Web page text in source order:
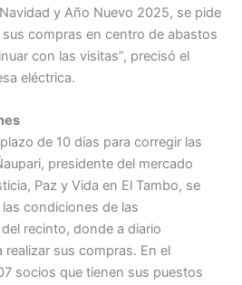
y Año Nuevo 2025, se pide
compras en centro de abastos
con las visitas”, precisó el
eléctrica.
de 10 días para corregir las
presidente del mercado
Paz y Vida en El Tambo, se
condiciones de las
recinto, donde a diario
sus compras. En el
socios que tienen sus puestos